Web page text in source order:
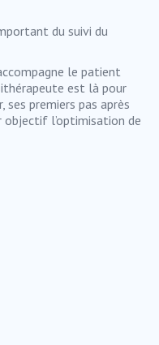
du suivi du
le patient
est là pour
ses premiers pas après
objectif l’optimisation de